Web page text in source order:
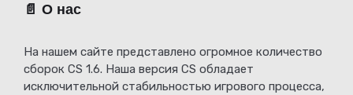
📄 О нас
На нашем сайте представлено огромное количество
сборок CS 1.6. Наша версия CS обладает
исключительной стабильностью игрового процесса,